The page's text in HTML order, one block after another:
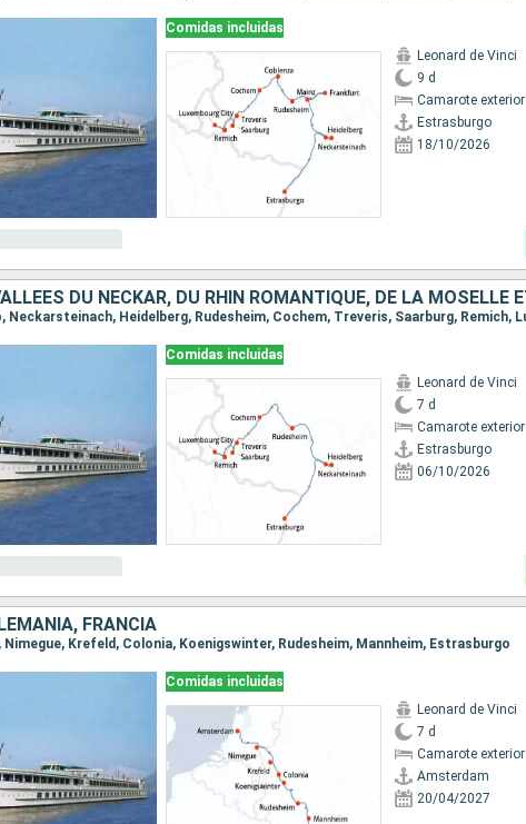
Comidas incluidas
Leonard de Vinci
9 d
Camarote exterior
Estrasburgo
18/10/2026
Comidas incluidas
Leonard de Vinci
7 d
Camarote exterior
Estrasburgo
06/10/2026
FRANCIA
Krefeld, Colonia, Koenigswinter, Rudesheim, Mannheim, Estrasburgo
Comidas incluidas
Leonard de Vinci
7 d
Camarote exterior
Amsterdam
20/04/2027